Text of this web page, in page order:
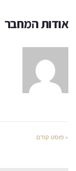
אודות המחבר
« פוסט קודם